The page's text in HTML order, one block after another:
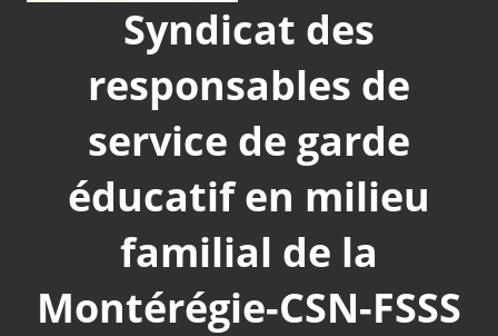
Syndicat des
responsables de
service de garde
éducatif en milieu
familial de la
Montérégie-CSN-FSSS